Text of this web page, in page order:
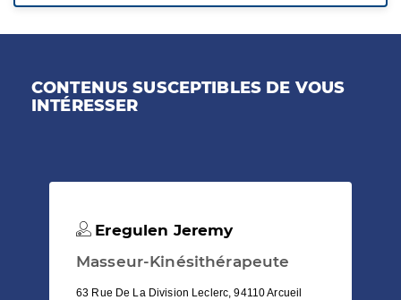
CONTENUS SUSCEPTIBLES DE VOUS
INTÉRESSER
Eregulen Jeremy
Masseur-Kinésithérapeute
63 Rue De La Division Leclerc, 94110 Arcueil